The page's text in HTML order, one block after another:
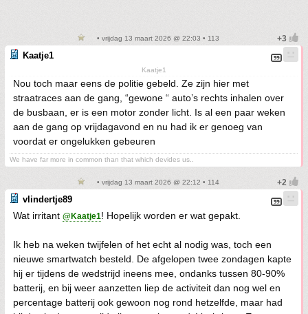
• vrijdag 13 maart 2026 @ 22:03 • 113
Kaatje1
Kaatje1
Nou toch maar eens de politie gebeld. Ze zijn hier met
straatraces aan de gang, “gewone “ auto’s rechts inhalen over
de busbaan, er is een motor zonder licht. Is al een paar weken
aan de gang op vrijdagavond en nu had ik er genoeg van
voordat er ongelukken gebeuren
We have far more in common than that which devides us..
• vrijdag 13 maart 2026 @ 22:12 • 114
vlindertje89
Wat irritant @Kaatje1! Hopelijk worden er wat gepakt.
Ik heb na weken twijfelen of het echt al nodig was, toch een
nieuwe smartwatch besteld. De afgelopen twee zondagen kapte
hij er tijdens de wedstrijd ineens mee, ondanks tussen 80-90%
batterij, en bij weer aanzetten liep de activiteit dan nog wel en
percentage batterij ook gewoon nog rond hetzelfde, maar had